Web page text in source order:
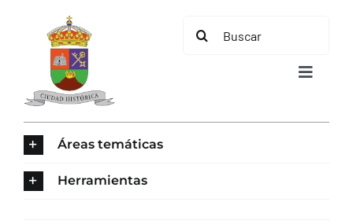
contenido
Buscar:
Toggle
Áreas temáticas
Herramientas